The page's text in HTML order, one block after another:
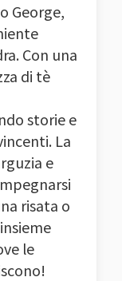
George,
Con una
di tè
storie e
La
e
risata o
le